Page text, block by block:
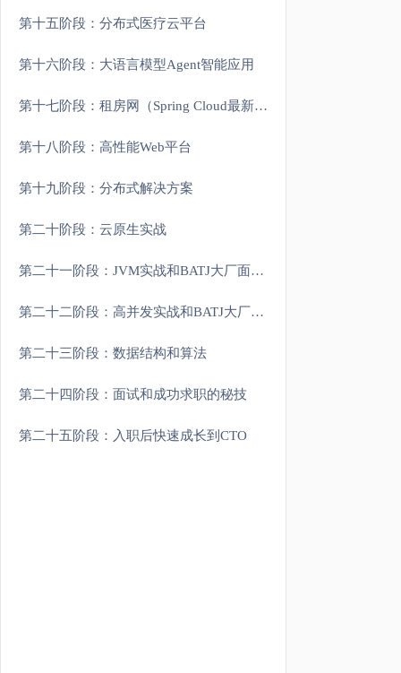
第十五阶段：分布式医疗云平台
第十六阶段：大语言模型Agent智能应用
第十七阶段：租房网（Spring Cloud最新架构）
第十八阶段：高性能Web平台
第十九阶段：分布式解决方案
第二十阶段：云原生实战
第二十一阶段：JVM实战和BATJ大厂面试重难点
第二十二阶段：高并发实战和BATJ大厂面试重难点
第二十三阶段：数据结构和算法
第二十四阶段：面试和成功求职的秘技
第二十五阶段：入职后快速成长到CTO